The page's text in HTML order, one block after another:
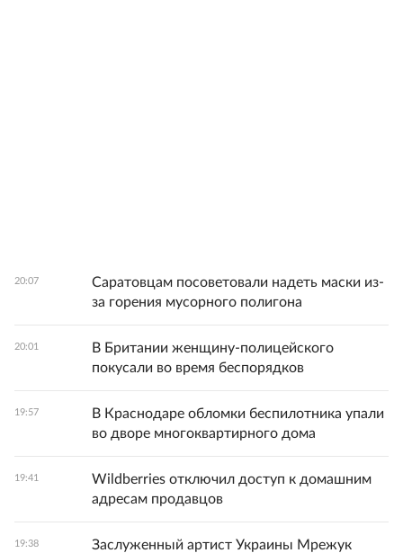
20:07
Саратовцам посоветовали надеть маски из-
за горения мусорного полигона
20:01
В Британии женщину-полицейского
покусали во время беспорядков
19:57
В Краснодаре обломки беспилотника упали
во дворе многоквартирного дома
19:41
Wildberries отключил доступ к домашним
адресам продавцов
19:38
Заслуженный артист Украины Мрежук